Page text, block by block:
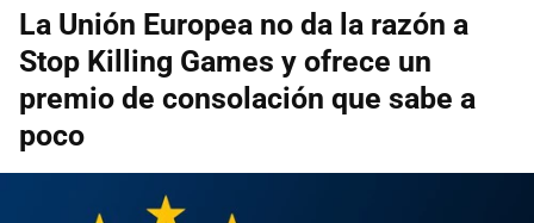
La Unión Europea no da la razón a
Stop Killing Games y ofrece un
premio de consolación que sabe a
poco